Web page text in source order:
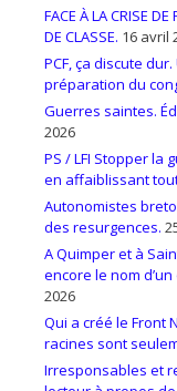
FACE À LA CRISE
DE CLASSE. 16 avril
PCF, ça discute
préparation du
Guerres saintes.
2026
PS / LFI Stopper la
en affaiblissant
Autonomistes
des resurgences.
A Quimper et à
encore le nom
2026
Qui a créé le Front
racines sont
Irresponsables et